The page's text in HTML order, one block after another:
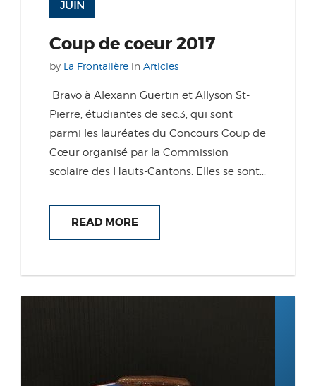
JUIN
Coup de coeur 2017
by La Frontalière in Articles
Bravo à Alexann Guertin et Allyson St-
Pierre, étudiantes de sec.3, qui sont
parmi les lauréates du Concours Coup de
Cœur organisé par la Commission
scolaire des Hauts-Cantons. Elles se sont...
READ MORE